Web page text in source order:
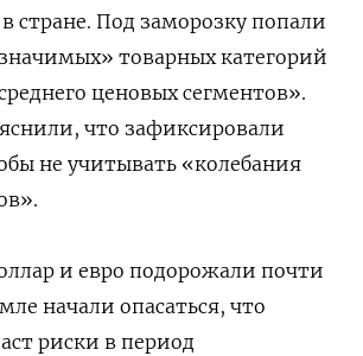
стране. Под заморозку попали
товарных категорий
ценовых сегментов».
что зафиксировали
не учитывать «колебания
и евро подорожали почти
начали опасаться, что
риски в период